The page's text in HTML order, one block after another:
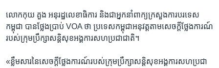
លោក​កុយ គួង​ ​អនុ​រដ្ឋលេខាធិការ​ និង​ជា​អ្នក​នាំពាក្យ​ក្រសួង​ការ​បរទេស​
កម្ពុជា​ ​បាន​ថ្លែង​ប្រាប់ ​VOA​ ​ថា​ ​ប្រទេស​កម្ពុជា​អនុវត្ត​តាម​សេចក្តី​ថ្លែង​ការណ៍​
របស់​ក្រុម​ប្រឹក្សា​សន្តិសុខ​អង្គការ​សហ​ប្រជាជាតិ។
«ខ្លឹមសារ​នៃ​សេចក្តី​ថ្លែង​ការណ៍​របស់​ក្រុម​ប្រឹក្សា​សន្តិសុខ​អង្គការ​សហ​ប្រជា